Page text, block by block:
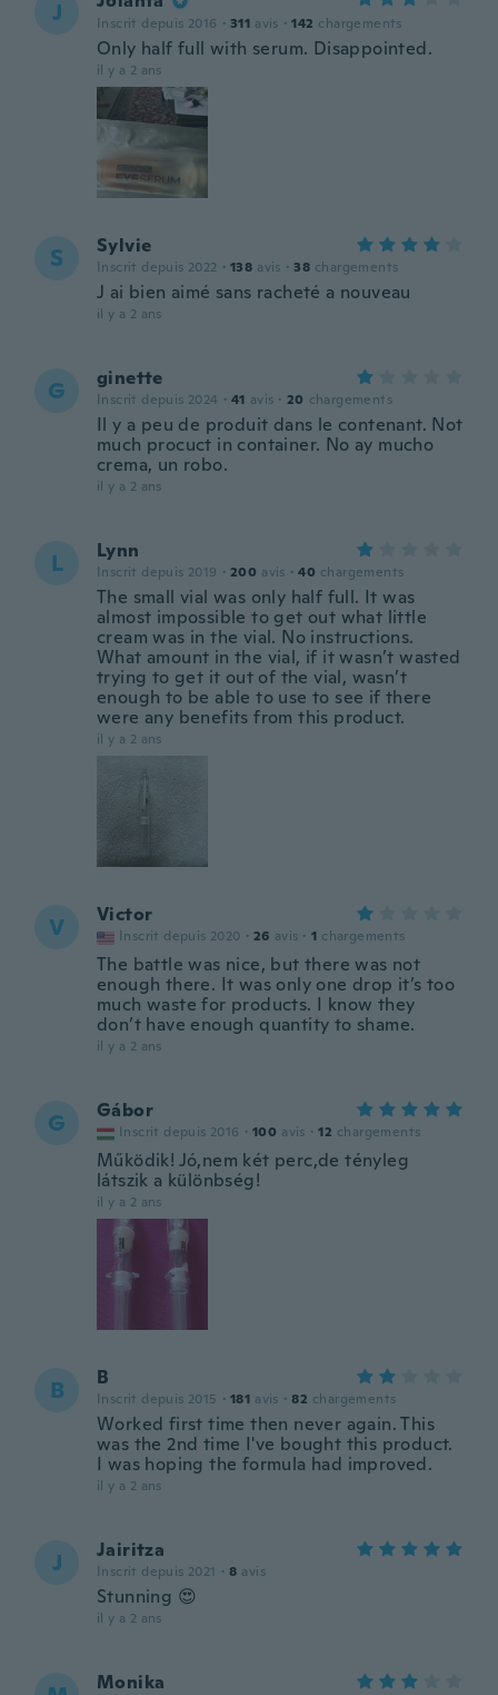
J Inscrit depuis 2016 · 311 avis · 142 chargements
Only half full with serum. Disappointed.
il y a 2 ans
S Sylvie
Inscrit depuis 2022 · 138 avis · 38 chargements
J ai bien aimé sans racheté a nouveau
il y a 2 ans
G ginette
Inscrit depuis 2024 · 41 avis · 20 chargements
Il y a peu de produit dans le contenant. Not
much procuct in container. No ay mucho
crema, un robo.
il y a 2 ans
L Lynn
Inscrit depuis 2019 · 200 avis · 40 chargements
The small vial was only half full. It was
almost impossible to get out what little
cream was in the vial. No instructions.
What amount in the vial, if it wasn’t wasted
trying to get it out of the vial, wasn’t
enough to be able to use to see if there
were any benefits from this product.
il y a 2 ans
V Victor
Inscrit depuis 2020 · 26 avis · 1 chargements
The battle was nice, but there was not
enough there. It was only one drop it’s too
much waste for products. I know they
don’t have enough quantity to shame.
il y a 2 ans
G Gábor
Inscrit depuis 2016 · 100 avis · 12 chargements
Működik! Jó,nem két perc,de tényleg
látszik a különbség!
il y a 2 ans
B B
Inscrit depuis 2015 · 181 avis · 82 chargements
Worked first time then never again. This
was the 2nd time I've bought this product.
I was hoping the formula had improved.
il y a 2 ans
J Jairitza
Inscrit depuis 2021 · 8 avis
Stunning 😍
il y a 2 ans
Monika